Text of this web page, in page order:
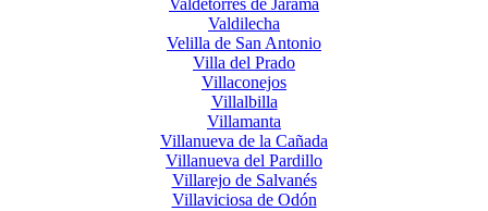
Valdetorres de Jarama
Valdilecha
Velilla de San Antonio
Villa del Prado
Villaconejos
Villalbilla
Villamanta
Villanueva de la Cañada
Villanueva del Pardillo
Villarejo de Salvanés
Villaviciosa de Odón